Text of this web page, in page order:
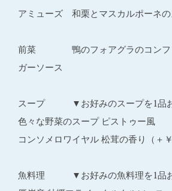
アミューズ 和栗とマスカルポーネの
前菜 鴨のフォアグラのコンフィ
ガーソース
スープ ▼お好みのスープを1品お
色々な野菜のスープ ピストゥー風
コンソメロワイヤル 松茸の香り（＋￥
魚料理 ▼お好みの魚料理を1品お